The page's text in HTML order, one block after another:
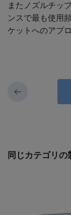
またノズルチッ
ンスで最も使用
ケットへのアプ
同じカテゴリの